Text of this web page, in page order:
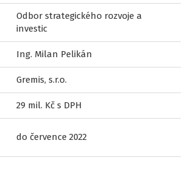
Odbor strategického rozvoje a
investic
Ing. Milan Pelikán
Gremis, s.r.o.
29 mil. Kč s DPH
do července 2022